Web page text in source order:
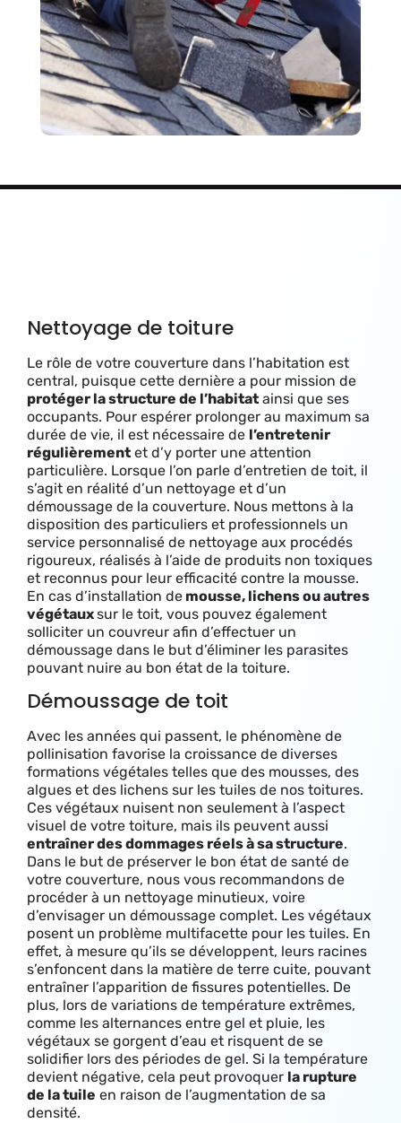
Nettoyage de toiture
Le rôle de votre couverture dans l’habitation est
central, puisque cette dernière a pour mission de
protéger la structure de l’habitat ainsi que ses
occupants. Pour espérer prolonger au maximum sa
durée de vie, il est nécessaire de l’entretenir
régulièrement et d’y porter une attention
particulière. Lorsque l’on parle d’entretien de toit, il
s’agit en réalité d’un nettoyage et d’un
démoussage de la couverture. Nous mettons à la
disposition des particuliers et professionnels un
service personnalisé de nettoyage aux procédés
rigoureux, réalisés à l’aide de produits non toxiques
et reconnus pour leur efficacité contre la mousse.
En cas d’installation de mousse, lichens ou autres
végétauxsur le toit, vous pouvez également
solliciter un couvreur afin d’effectuer un
démoussage dans le but d’éliminer les parasites
pouvant nuire au bon état de la toiture.
Démoussage de toit
Avec les années qui passent, le phénomène de
pollinisation favorise la croissance de diverses
formations végétales telles que des mousses, des
algues et des lichens sur les tuiles de nos toitures.
Ces végétaux nuisent non seulement à l’aspect
visuel de votre toiture, mais ils peuvent aussi
entraîner des dommages réels à sa structure.
Dans le but de préserver le bon état de santé de
votre couverture, nous vous recommandons de
procéder à un nettoyage minutieux, voire
d’envisager un démoussage complet. Les végétaux
posent un problème multifacette pour les tuiles. En
effet, à mesure qu’ils se développent, leurs racines
s’enfoncent dans la matière de terre cuite, pouvant
entraîner l’apparition de fissures potentielles. De
plus, lors de variations de température extrêmes,
comme les alternances entre gel et pluie, les
végétaux se gorgent d’eau et risquent de se
solidifier lors des périodes de gel. Si la température
devient négative, cela peut provoquer la rupture
de la tuile en raison de l’augmentation de sa
densité.